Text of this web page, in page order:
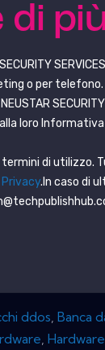
di
SERVICES
o per telefono.
NEUSTAR
loro Informativa
di utilizzo.
.In caso di
ddos,Banca
,